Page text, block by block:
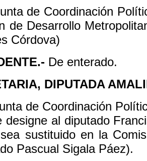
de Coordinación
de Desarrollo
Córdova)
De enterado.
DIPUTADA
de Coordinación
designe al diputado
sustituido en la
Pascual Sigala Páez).